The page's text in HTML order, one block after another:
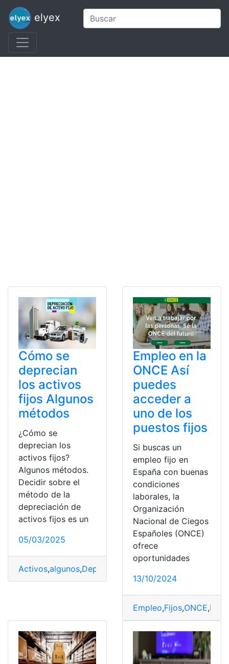
elyex
Cómo se
deprecian
los activos
fijos Algunos
métodos
¿Cómo se
deprecian los
activos fijos?
Algunos métodos.
Decidir sobre el
método de la
depreciación de
activos fijos es un
05/03/2025
Activos,algunos,Depreciación
Empleo en la
ONCE Así
puedes
acceder a
uno de los
puestos fijos
Si buscas un
empleo fijo en
España con buenas
condiciones
laborales, la
Organización
Nacional de Ciegos
Españoles (ONCE)
ofrece
oportunidades
13/10/2024
Empleo,Fijos,ONCE,